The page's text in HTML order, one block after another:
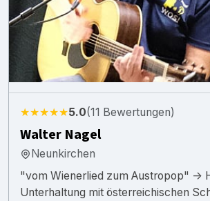
★★★★★5.0(11 Bewertungen)
Walter Nagel
Neunkirchen
"vom Wienerlied zum Austropop" ->
Unterhaltung mit österreichischen